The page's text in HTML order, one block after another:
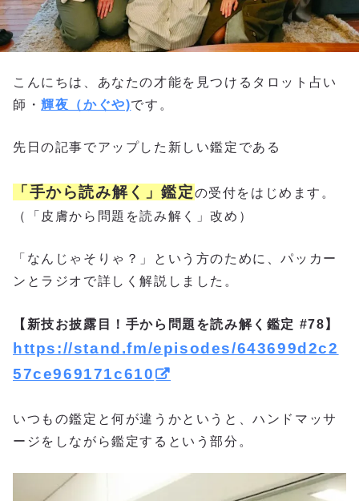
こんにちは、あなたの才能を見つけるタロット占い
師・輝夜（かぐや)です。
先日の記事でアップした新しい鑑定である
「手から読み解く」鑑定の受付をはじめます。
（「皮膚から問題を読み解く」改め）
「なんじゃそりゃ？」という方のために、パッカー
ンとラジオで詳しく解説しました。
【新技お披露目！手から問題を読み解く鑑定 #78】
https://stand.fm/episodes/643699d2c2
57ce969171c610
いつもの鑑定と何が違うかというと、ハンドマッサ
ージをしながら鑑定するという部分。